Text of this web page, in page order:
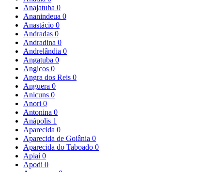
Anajatuba 0
Ananindeua 0
Anastácio 0
Andradas 0
Andradina 0
Andrelândia 0
Angatuba 0
Angicos 0
Angra dos Reis 0
Anguera 0
Anicuns 0
Anori 0
Antonina 0
Anápolis 1
Aparecida 0
Aparecida de Goiânia 0
Aparecida do Taboado 0
Apiaí0
Apodi 0